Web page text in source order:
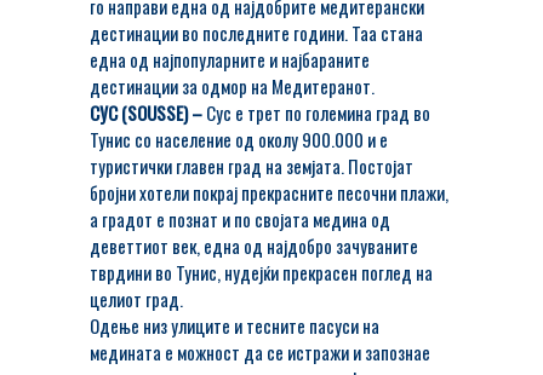
го направи една од најдобрите медитерански
дестинации во последните години. Таа стана
една од најпопуларните и најбараните
дестинации за одмор на Медитеранот.
СУС (SOUSSE) –Сус е трет по големина град во
Тунис со население од околу 900.000 и е
туристички главен град на земјата. Постојат
бројни хотели покрај прекрасните песочни плажи,
а градот е познат и по својата медина од
деветтиот век, една од најдобро зачуваните
тврдини во Тунис, нудејќи прекрасен поглед на
целиот град.
Одење низ улиците и тесните пасуси на
медината е можност да се истражи и запознае